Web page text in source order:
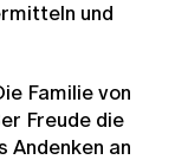
und
Familie von
Freude die
Andenken an